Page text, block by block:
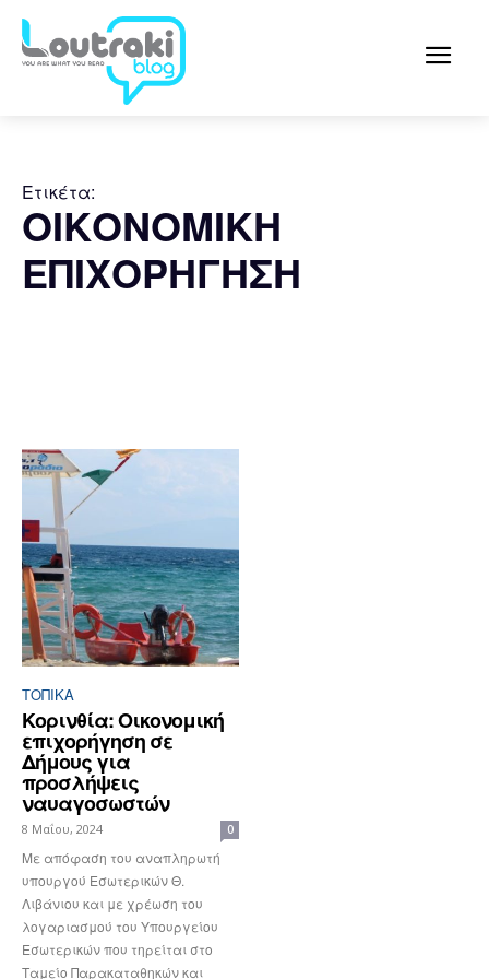
Ετικέτα:
ΟΙΚΟΝΟΜΙΚΗ
ΕΠΙΧΟΡΗΓΗΣΗ
ΤΟΠΙΚΑ
Κορινθία: Οικονομική
επιχορήγηση σε
Δήμους για
προσλήψεις
ναυαγοσωστών
8 Μαΐου, 2024 0
Με απόφαση του αναπληρωτή
υπουργού Εσωτερικών Θ.
Λιβάνιου και με χρέωση του
λογαριασμού του Υπουργείου
Εσωτερικών που τηρείται στο
Ταμείο Παρακαταθηκών και